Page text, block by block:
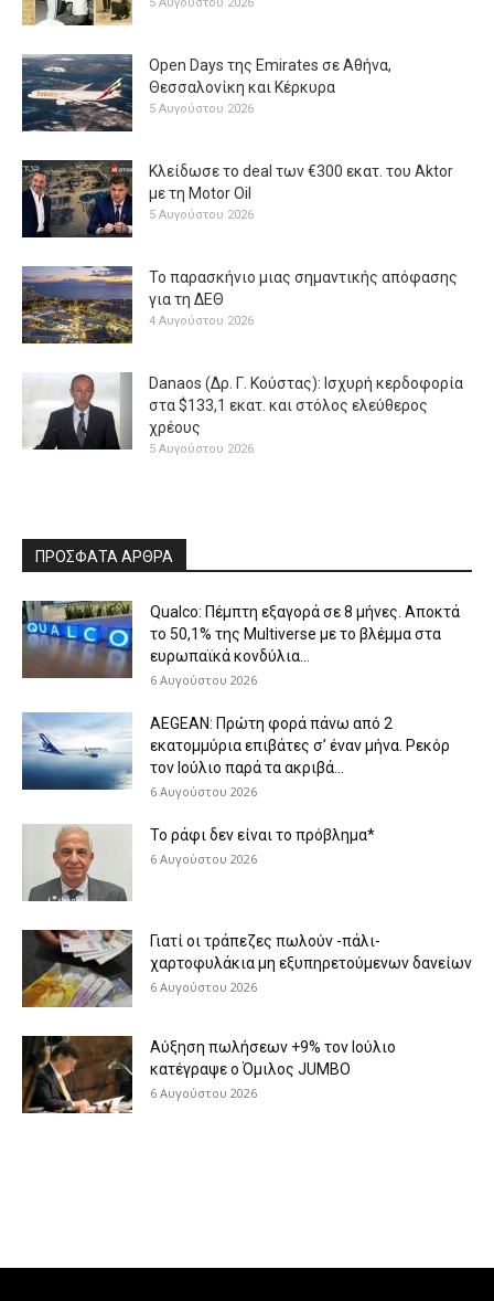
Open Days της Emirates σε Αθήνα,
Θεσσαλονίκη και Κέρκυρα
5 Αυγούστου 2026
Κλείδωσε το deal των €300 εκατ. του Aktor
με τη Μotor Oil
5 Αυγούστου 2026
Το παρασκήνιο μιας σημαντικής απόφασης
για τη ΔΕΘ
4 Αυγούστου 2026
Danaos (Δρ. Γ. Κούστας): Ισχυρή κερδοφορία
στα $133,1 εκατ. και στόλος ελεύθερος
χρέους
5 Αυγούστου 2026
ΠΡΟΣΦΑΤΑ ΑΡΘΡΑ
Qualco: Πέμπτη εξαγορά σε 8 μήνες. Aποκτά
το 50,1% της Multiverse με το βλέμμα στα
ευρωπαϊκά κονδύλια...
6 Αυγούστου 2026
AEGEAN: Πρώτη φορά πάνω από 2
εκατομμύρια επιβάτες σ’ έναν μήνα. Ρεκόρ
τον Ιούλιο παρά τα ακριβά...
6 Αυγούστου 2026
Το ράφι δεν είναι το πρόβλημα*
6 Αυγούστου 2026
Γιατί οι τράπεζες πωλούν -πάλι-
χαρτοφυλάκια μη εξυπηρετούμενων δανείων
6 Αυγούστου 2026
Aύξηση πωλήσεων +9% τον Ιούλιο
κατέγραψε ο Όμιλος JUMBO
6 Αυγούστου 2026